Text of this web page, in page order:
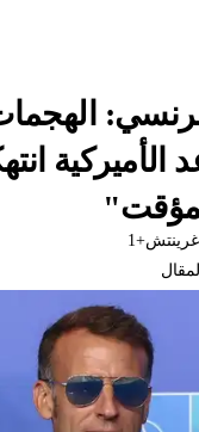
الهجمات
الأميركية